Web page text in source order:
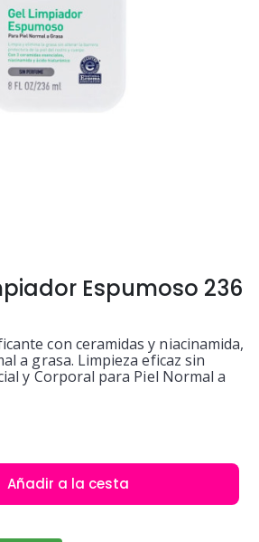
Espumoso 236
con ceramidas y niacinamida,
a grasa. Limpieza eficaz sin
y Corporal para Piel Normal a
Añadir a la cesta